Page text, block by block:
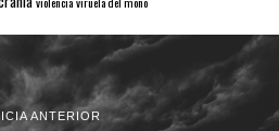
ANTERIOR